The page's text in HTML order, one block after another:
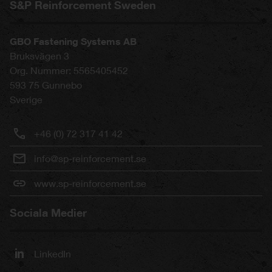
S&P Reinforcement Sweden
GBO Fastening Systems AB
Bruksvägen 3
Org. Nummer: 5565405452
593 75 Gunnebo
Sverige
+46 (0) 72 317 41 42
info@sp-reinforcement.se
www.sp-reinforcement.se
Sociala Medier
LinkedIn